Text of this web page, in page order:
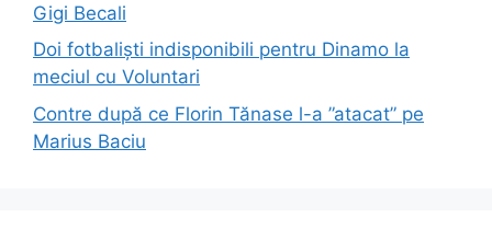
Gigi Becali
Doi fotbaliști indisponibili pentru Dinamo la
meciul cu Voluntari
Contre după ce Florin Tănase l-a ”atacat” pe
Marius Baciu